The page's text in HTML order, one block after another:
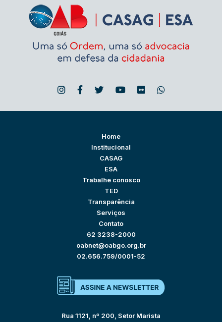
Home
Institucional
CASAG
ESA
Trabalhe conosco
TED
Transparência
Serviços
Contato
62 3238-2000
oabnet@oabgo.org.br
02.656.759/0001-52
Rua 1121, nº 200, Setor Marista